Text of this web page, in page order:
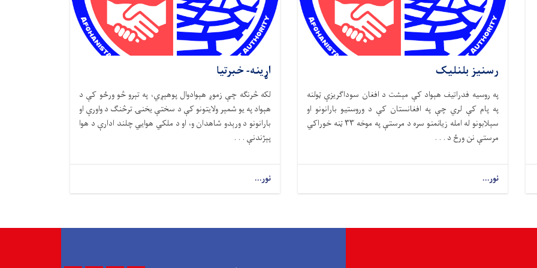
رسنیز بلنلیک
په روسیه فدراتیف هېواد کې مېشت د افغان سوداګریزې ټولنه
په پام کې لري چې په افغانستان کې د وروستیو بارانونو او
سېلابونو له امله زیانمنو سره د مرستې په موخه ۳۳ ټنه خوراکي
مرستې نن ورځ د . . .
نور...
اړینه- خبرتیا
لکه څرنګه چې زموږ هېوادوال پوهېږي، په تېرو څو ورځو کې د
هېواد په یو شمېر ولایتونو کې د سختې یخنۍ ترڅنګ د واورې او
بارانونو د ورېدو شاهدان و، او د ملکي هوايي چلند ادارې د هوا
پېژندنې . . .
نور...